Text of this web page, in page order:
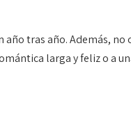
tras año. Además,
larga y feliz o a